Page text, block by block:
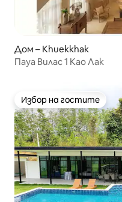
Дом – Khuekkhak
Пауа Вилас 1 Као Лак
Избор на гостите
Избор на гостите